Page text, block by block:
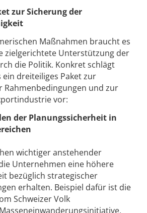
zur Sicherung der
Maßnahmen braucht es
zielgerichtete Unterstützung der
die Politik. Konkret schlägt
dreiteiliges Paket zur
Rahmenbedingungen und zur
vor:
der Planungssicherheit in
wichtiger anstehender
Unternehmen eine höhere
bezüglich strategischer
erhalten. Beispiel dafür ist die
Schweizer Volk